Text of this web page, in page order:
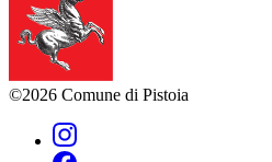
©2026 Comune di Pistoia